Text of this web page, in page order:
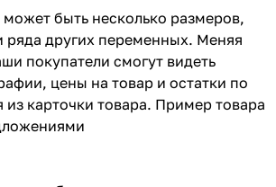
быть несколько размеров,
ряда других переменных. Меняя
покупатели смогут видеть
цены на товар и остатки по
карточки товара. Пример товара